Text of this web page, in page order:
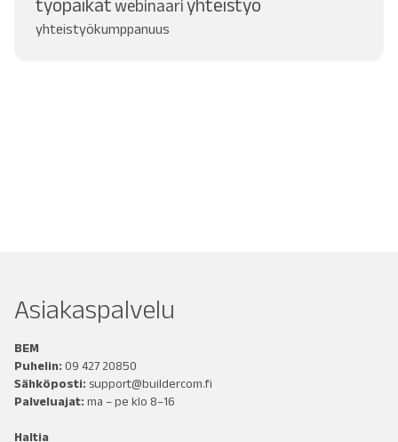
työpaikatwebinaariyhteistyö
yhteistyökumppanuus
Asiakaspalvelu
BEM
Puhelin: 09 427 20850
Sähköposti: support@buildercom.fi
Palveluajat: ma – pe klo 8–16
Haltia